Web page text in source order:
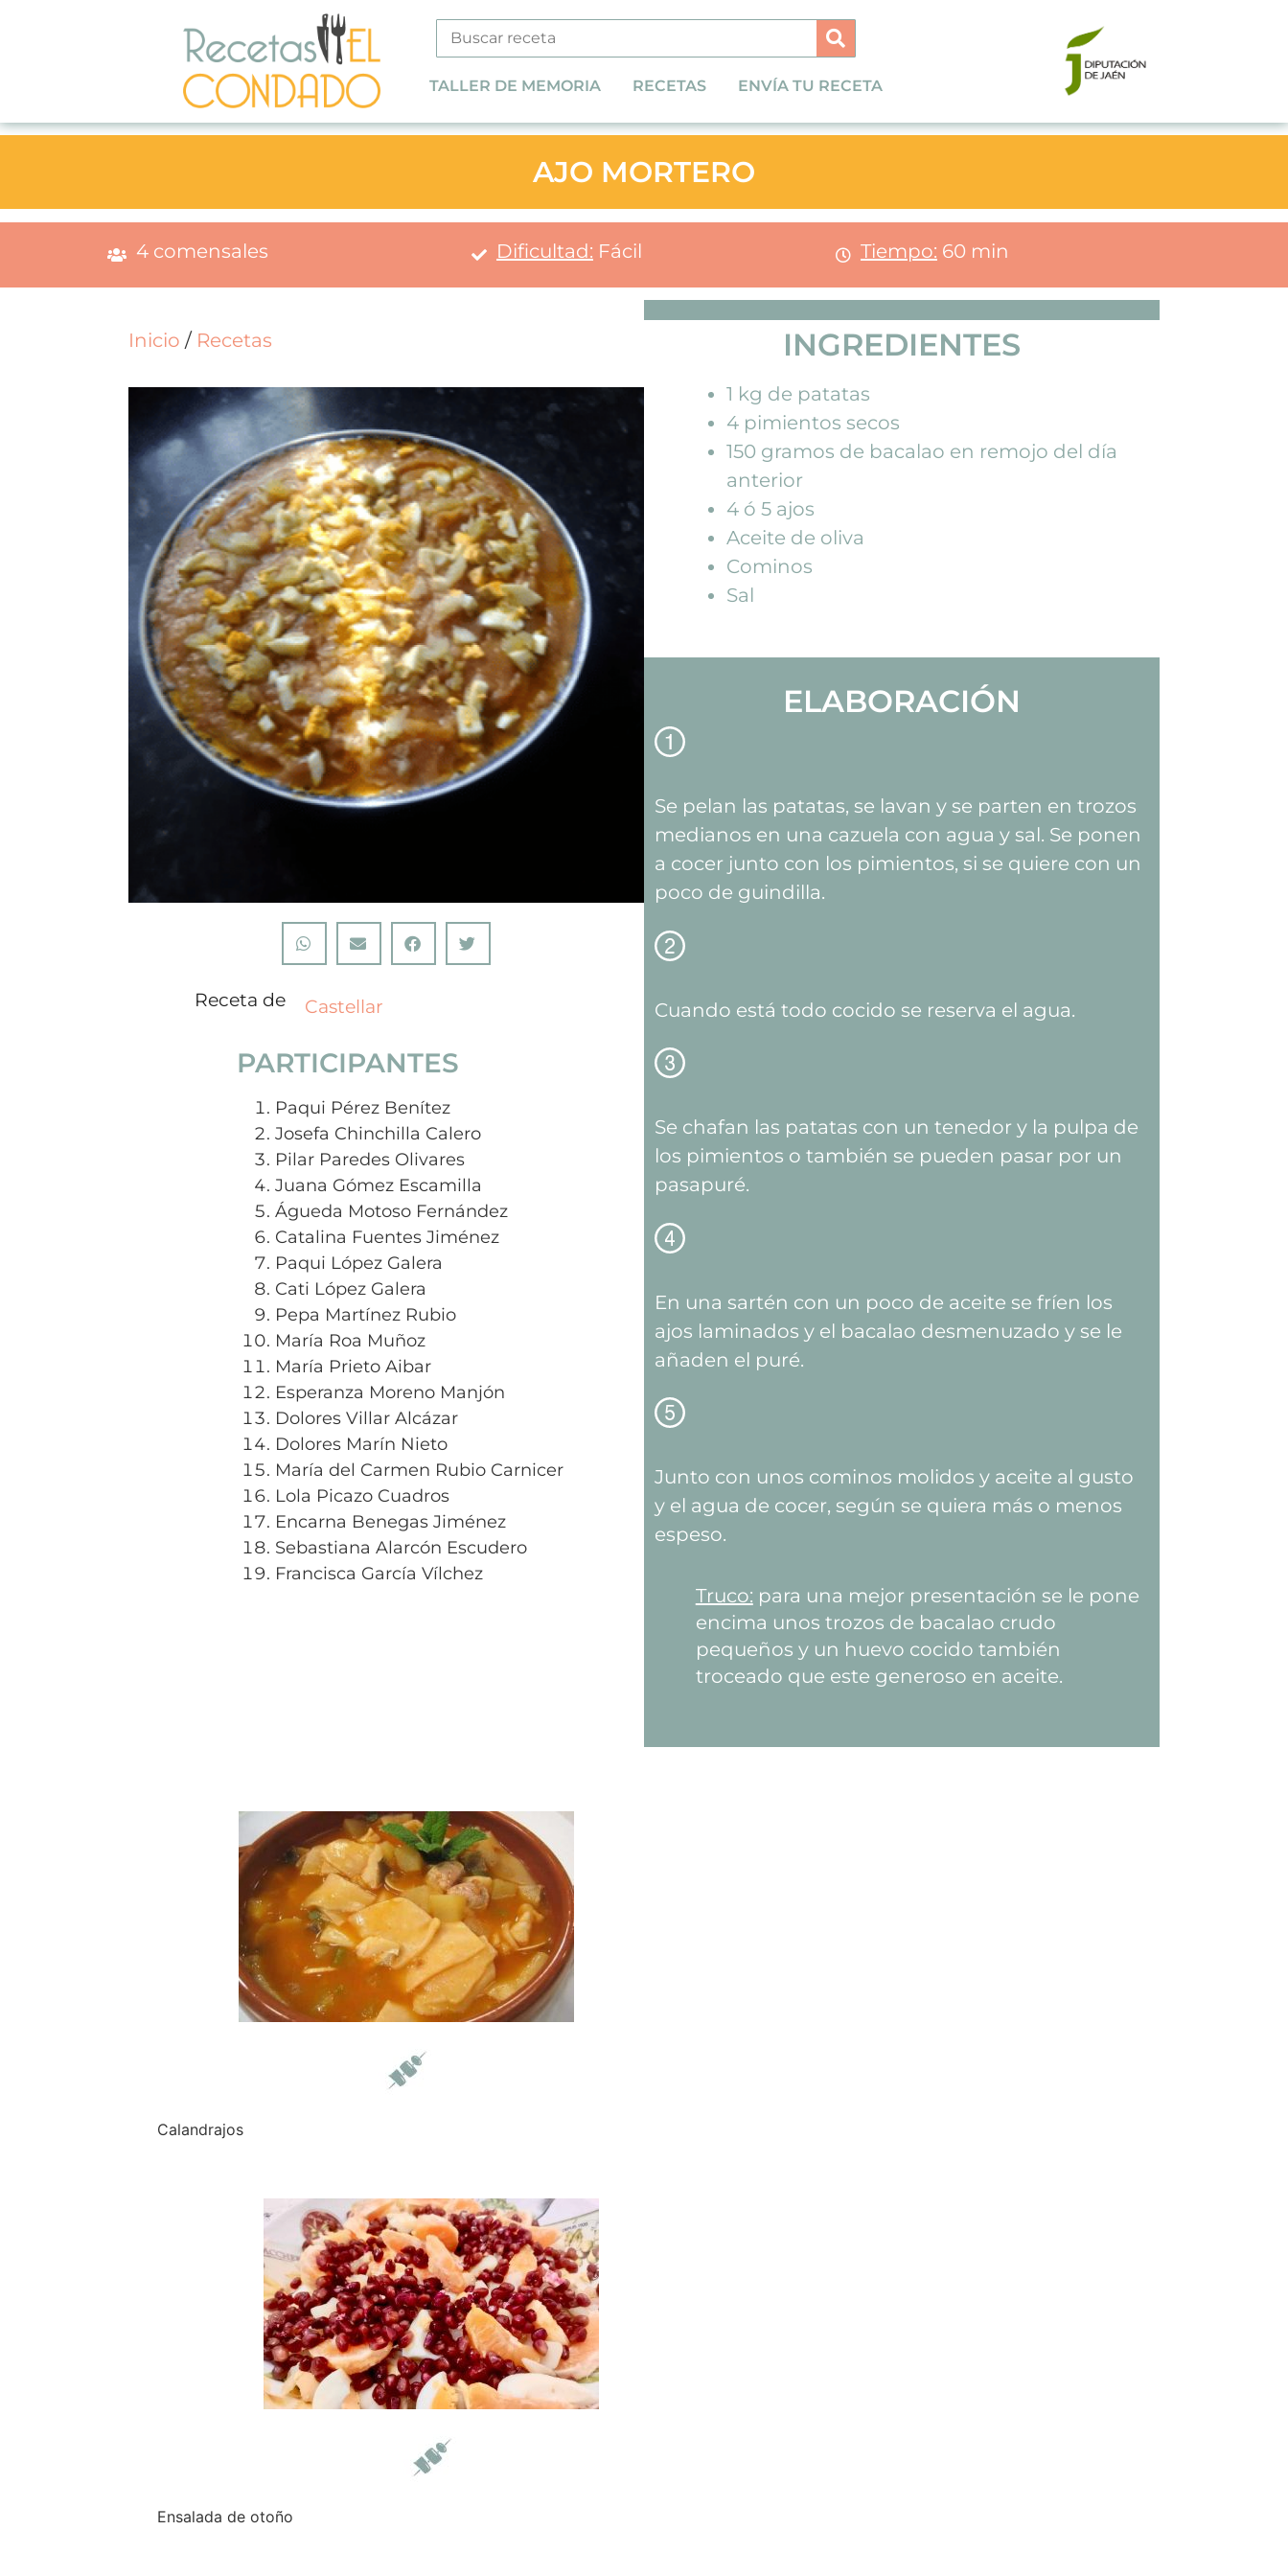
TALLER DE MEMORIA RECETAS ENVÍA TU RECETA
AJO MORTERO
4 comensales Dificultad: Fácil Tiempo: 60 min
Inicio / Recetas
Receta de Castellar
PARTICIPANTES
Paqui Pérez Benítez
Josefa Chinchilla Calero
Pilar Paredes Olivares
Juana Gómez Escamilla
Águeda Motoso Fernández
Catalina Fuentes Jiménez
Paqui López Galera
Cati López Galera
Pepa Martínez Rubio
María Roa Muñoz
María Prieto Aibar
Esperanza Moreno Manjón
Dolores Villar Alcázar
Dolores Marín Nieto
María del Carmen Rubio Carnicer
Lola Picazo Cuadros
Encarna Benegas Jiménez
Sebastiana Alarcón Escudero
Francisca García Vílchez
INGREDIENTES
1 kg de patatas
4 pimientos secos
150 gramos de bacalao en remojo del día
anterior
4 ó 5 ajos
Aceite de oliva
Cominos
Sal
ELABORACIÓN
Se pelan las patatas, se lavan y se parten en trozos
medianos en una cazuela con agua y sal. Se ponen
a cocer junto con los pimientos, si se quiere con un
poco de guindilla.
Cuando está todo cocido se reserva el agua.
Se chafan las patatas con un tenedor y la pulpa de
los pimientos o también se pueden pasar por un
pasapuré.
En una sartén con un poco de aceite se fríen los
ajos laminados y el bacalao desmenuzado y se le
añaden el puré.
Junto con unos cominos molidos y aceite al gusto
y el agua de cocer, según se quiera más o menos
espeso.
Truco: para una mejor presentación se le pone
encima unos trozos de bacalao crudo
pequeños y un huevo cocido también
troceado que este generoso en aceite.
Calandrajos
Ensalada de otoño